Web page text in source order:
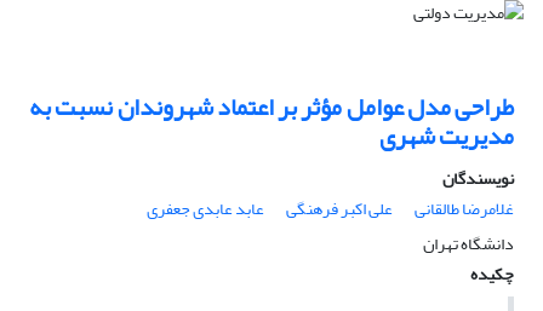
طراحی مدل عوامل مؤثر بر اعتماد شهروندان نسبت به
مدیریت شهری
نویسندگان
غلامرضا طالقانی
علی اکبر فرهنگی
عابد عابدی جعفری
دانشگاه تهران
چکیده